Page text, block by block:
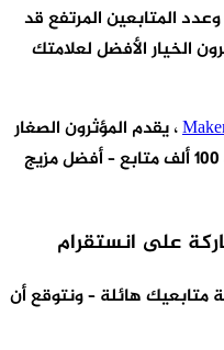
المتابعين المرتفع قد
الخيار الأفضل لعلامتك
، يقدم المؤثرون الصغار
– الذين يتراوح عددهم بين 10 آلاف و 100 ألف متابع – أفضل مزيج
على انستقرام
هائلة – ونتوقع أن